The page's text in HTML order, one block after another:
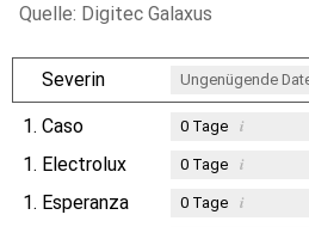
Quelle: Digitec Galaxus
Severin Ungenügende
1. Caso 0Tage i
1. Electrolux 0Tage i
1. Esperanza 0Tage i